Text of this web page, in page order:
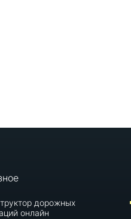
дорожных
онлайн